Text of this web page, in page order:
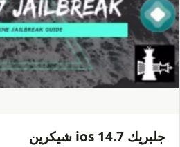
جلبريك ios 14.7 شيكرين